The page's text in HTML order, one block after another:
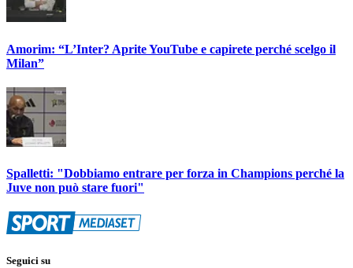
Amorim: “L’Inter? Aprite YouTube e capirete perché scelgo il
Milan”
Spalletti: "Dobbiamo entrare per forza in Champions perché la
Juve non può stare fuori"
Seguici su